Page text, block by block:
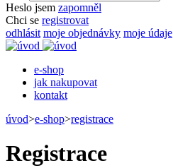
Heslo jsem zapomněl
Chci se registrovat
odhlásit moje objednávky moje údaje
e-shop
jak nakupovat
kontakt
úvod>e-shop>registrace
Registrace